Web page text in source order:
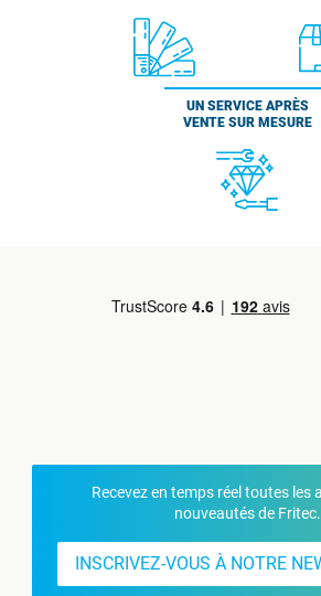
UN SERVICE APRÈS
VENTE SUR MESURE
Recevez en temps réel toutes
nouveautés de Fritec.
INSCRIVEZ-VOUS À NOTRE